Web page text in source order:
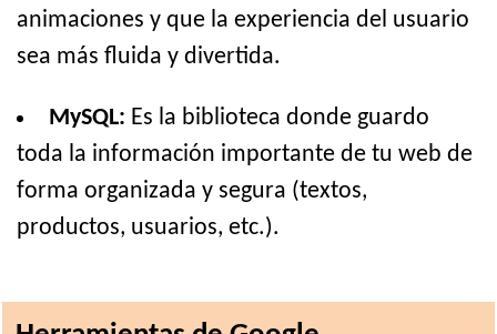
animaciones y que la experiencia del usuario
sea más fluida y divertida.
MySQL: Es la biblioteca donde guardo
toda la información importante de tu web de
forma organizada y segura (textos,
productos, usuarios, etc.).